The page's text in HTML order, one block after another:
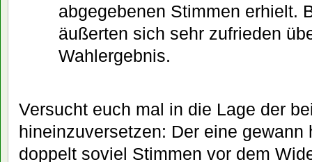
abgegebenen Stimmen erhielt.
äußerten sich sehr zufrieden
Wahlergebnis.
Versucht euch mal in die Lage der
hineinzuversetzen: Der eine gewann
doppelt soviel Stimmen vor dem